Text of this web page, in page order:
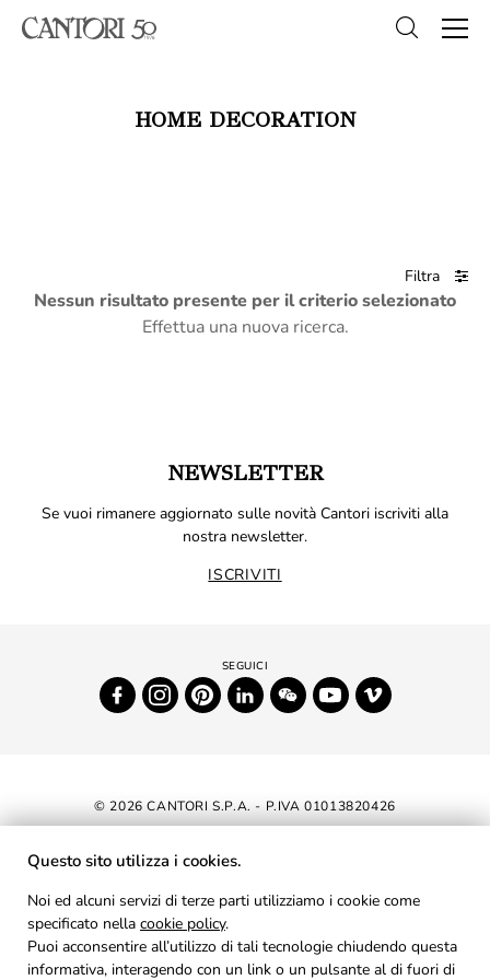
HOME DECORATION
Filtra
Nessun risultato presente per il criterio selezionato
Effettua una nuova ricerca.
NEWSLETTER
Se vuoi rimanere aggiornato sulle novità Cantori iscriviti alla
nostra newsletter.
ISCRIVITI
© 2026 CANTORI S.P.A. - P.IVA 01013820426
DICHIARAZIONE DI ACCESSIBILITÀ
AREA RISERVATA
PRIVACY
Questo sito utilizza i cookies.
Noi ed alcuni servizi di terze parti utilizziamo i cookie come
specificato nella cookie policy.
Puoi acconsentire all’utilizzo di tali tecnologie chiudendo questa
informativa, interagendo con un link o un pulsante al di fuori di